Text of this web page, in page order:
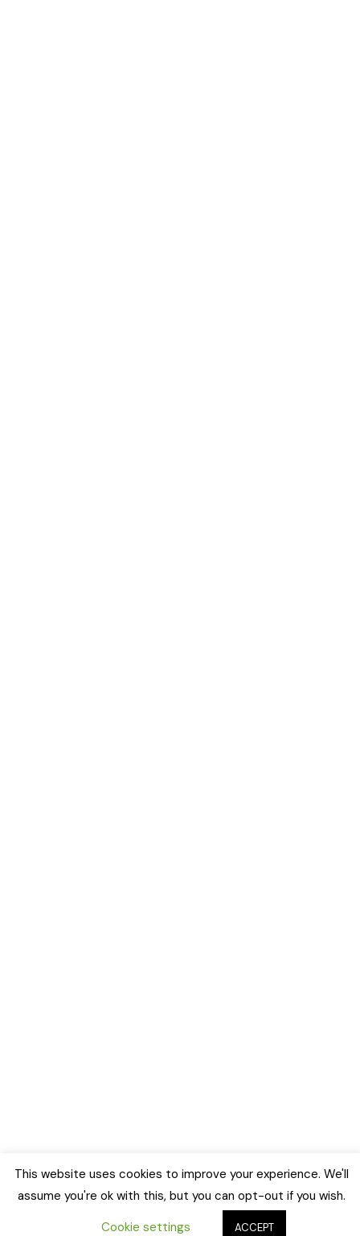
This website uses cookies to improve your experience. We'll
assume you're ok with this, but you can opt-out if you wish.
Cookie settings
ACCEPT